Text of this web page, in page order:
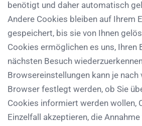
benötigt und daher automatisch
Andere Cookies bleiben auf Ihrem
gespeichert, bis sie von Ihnen
Cookies ermöglichen es uns, Ihren
nächsten Besuch
Browsereinstellungen kann je nach
Browser festlegt werden, ob Sie
Cookies informiert werden wollen,
Einzelfall akzeptieren, die